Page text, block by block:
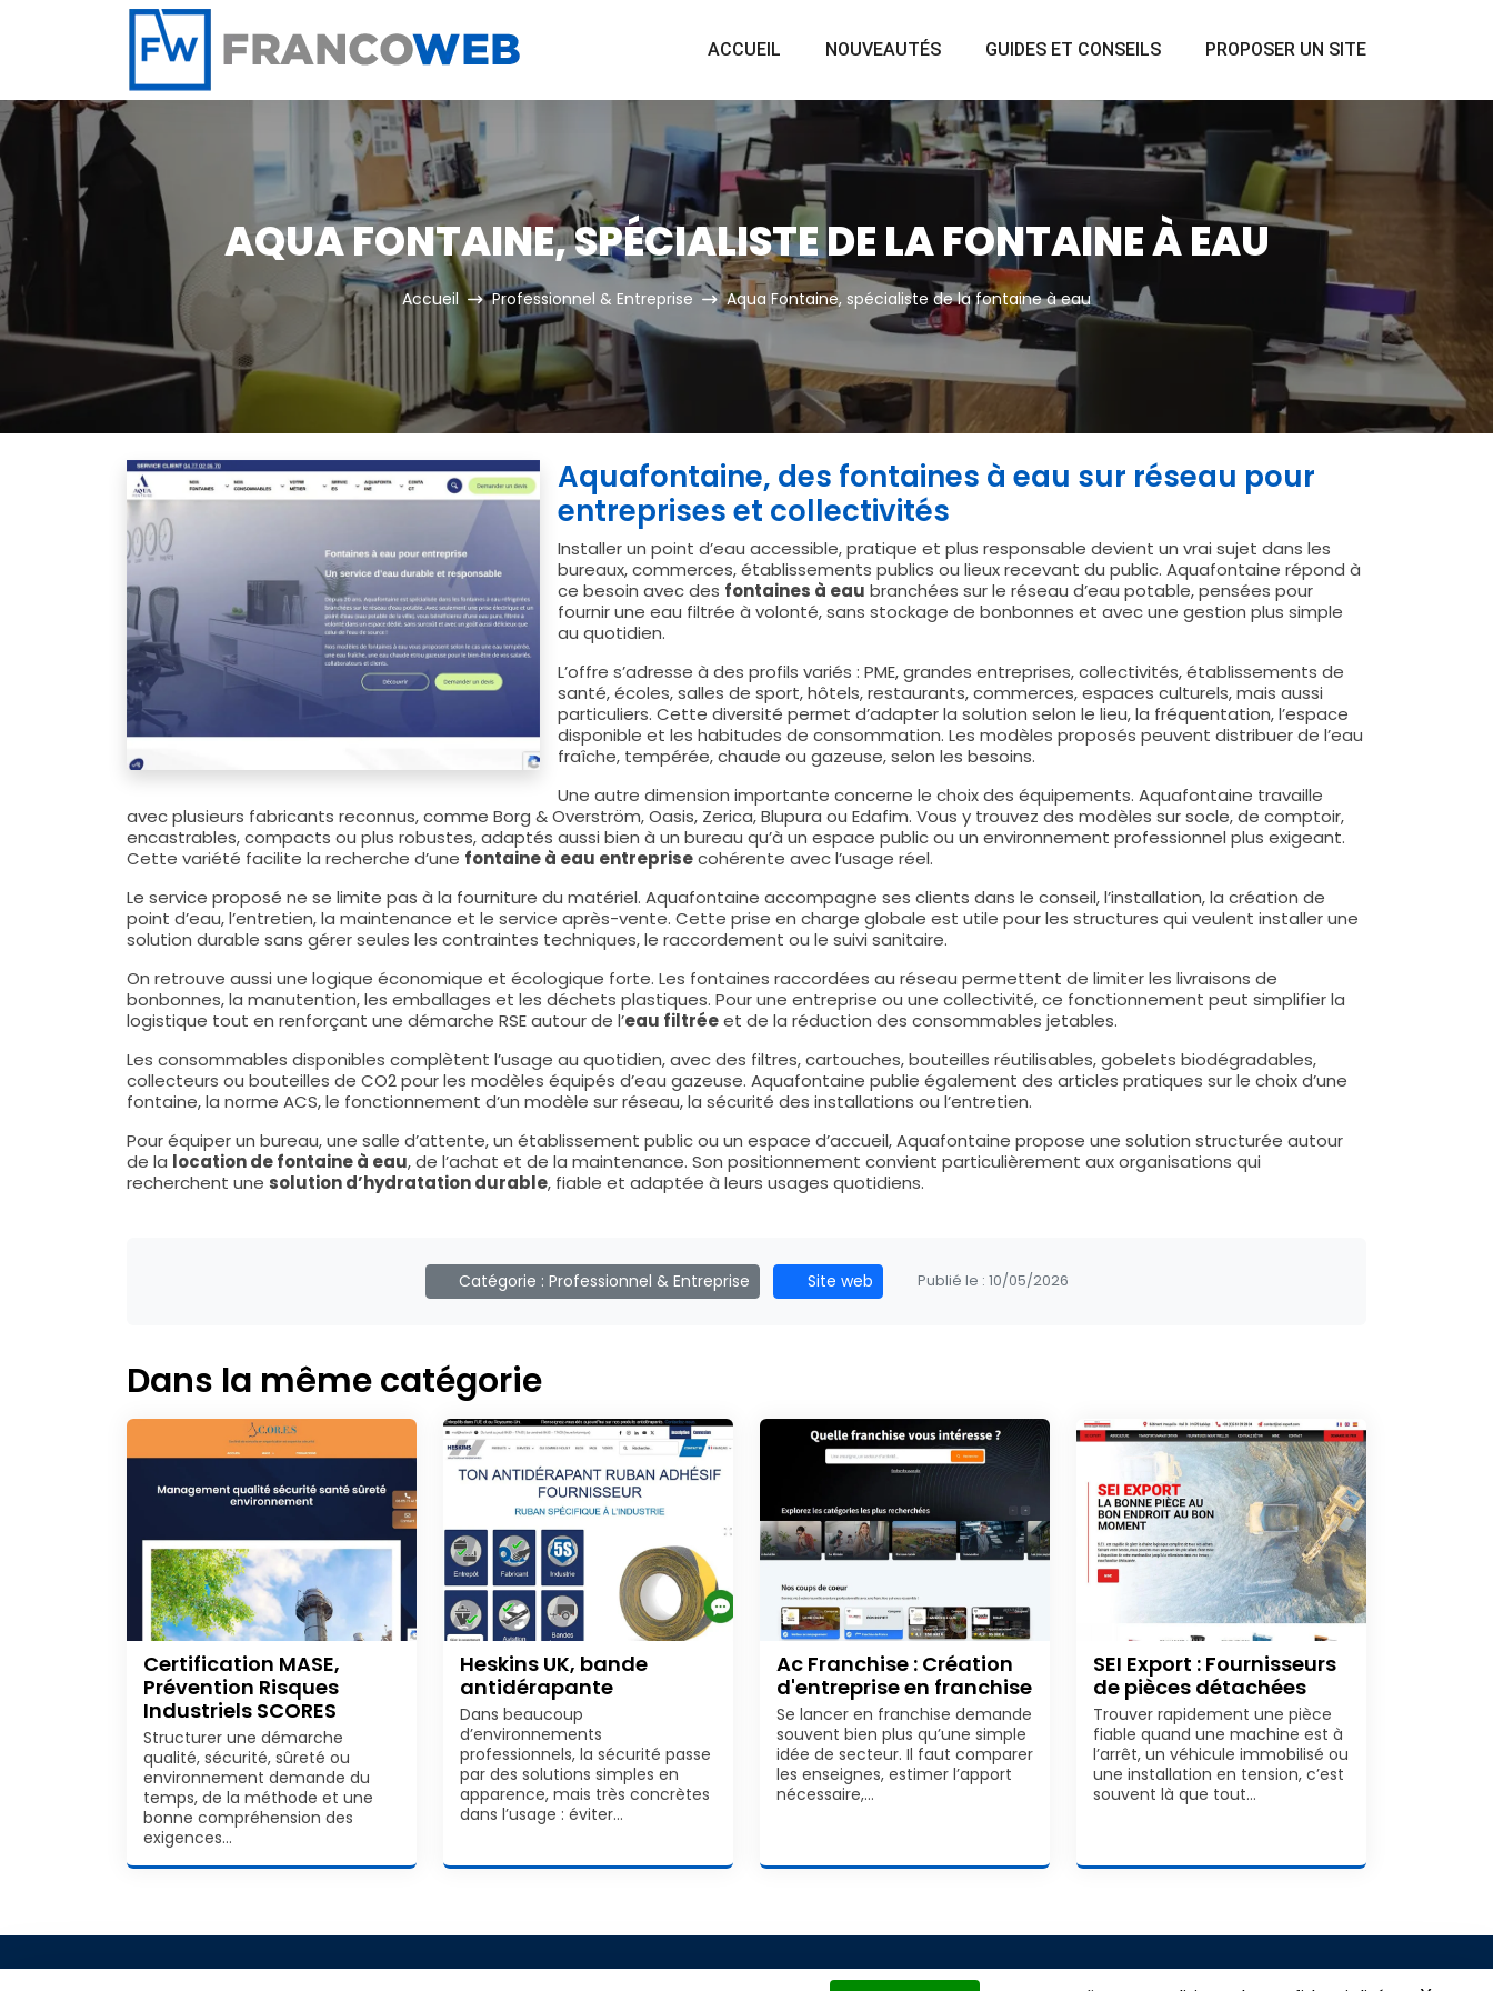
Panneau de gestion des cookies
ACCUEIL NOUVEAUTÉS GUIDES ET CONSEILS PROPOSER UN SITE
AQUA FONTAINE, SPÉCIALISTE DE LA FONTAINE À EAU
Accueil Professionnel & Entreprise Aqua Fontaine, spécialiste de la fontaine à eau
Aquafontaine, des fontaines à eau sur réseau pour
entreprises et collectivités
Installer un point d’eau accessible, pratique et plus responsable devient un vrai sujet dans les
bureaux, commerces, établissements publics ou lieux recevant du public. Aquafontaine répond à
ce besoin avec des fontaines à eau branchées sur le réseau d’eau potable, pensées pour
fournir une eau filtrée à volonté, sans stockage de bonbonnes et avec une gestion plus simple
au quotidien.
L’offre s’adresse à des profils variés : PME, grandes entreprises, collectivités, établissements de
santé, écoles, salles de sport, hôtels, restaurants, commerces, espaces culturels, mais aussi
particuliers. Cette diversité permet d’adapter la solution selon le lieu, la fréquentation, l’espace
disponible et les habitudes de consommation. Les modèles proposés peuvent distribuer de l’eau
fraîche, tempérée, chaude ou gazeuse, selon les besoins.
Une autre dimension importante concerne le choix des équipements. Aquafontaine travaille
avec plusieurs fabricants reconnus, comme Borg & Overström, Oasis, Zerica, Blupura ou Edafim. Vous y trouvez des modèles sur socle, de comptoir,
encastrables, compacts ou plus robustes, adaptés aussi bien à un bureau qu’à un espace public ou un environnement professionnel plus exigeant.
Cette variété facilite la recherche d’une fontaine à eau entreprisecohérente avec l’usage réel.
Le service proposé ne se limite pas à la fourniture du matériel. Aquafontaine accompagne ses clients dans le conseil, l’installation, la création de
point d’eau, l’entretien, la maintenance et le service après-vente. Cette prise en charge globale est utile pour les structures qui veulent installer une
solution durable sans gérer seules les contraintes techniques, le raccordement ou le suivi sanitaire.
On retrouve aussi une logique économique et écologique forte. Les fontaines raccordées au réseau permettent de limiter les livraisons de
bonbonnes, la manutention, les emballages et les déchets plastiques. Pour une entreprise ou une collectivité, ce fonctionnement peut simplifier la
logistique tout en renforçant une démarche RSE autour de l’eau filtréeet de la réduction des consommables jetables.
Les consommables disponibles complètent l’usage au quotidien, avec des filtres, cartouches, bouteilles réutilisables, gobelets biodégradables,
collecteurs ou bouteilles de CO2 pour les modèles équipés d’eau gazeuse. Aquafontaine publie également des articles pratiques sur le choix d’une
fontaine, la norme ACS, le fonctionnement d’un modèle sur réseau, la sécurité des installations ou l’entretien.
Pour équiper un bureau, une salle d’attente, un établissement public ou un espace d’accueil, Aquafontaine propose une solution structurée autour
de la location de fontaine à eau, de l’achat et de la maintenance. Son positionnement convient particulièrement aux organisations qui
recherchent une solution d’hydratation durable, fiable et adaptée à leurs usages quotidiens.
Catégorie : Professionnel & Entreprise Site web Publié le : 10/05/2026
Dans la même catégorie
Certification MASE,
Prévention Risques
Industriels SCORES
Structurer une démarche
qualité, sécurité, sûreté ou
environnement demande du
temps, de la méthode et une
bonne compréhension des
exigences…
Heskins UK, bande
antidérapante
Dans beaucoup
d’environnements
professionnels, la sécurité passe
par des solutions simples en
apparence, mais très concrètes
dans l’usage : éviter…
Ac Franchise : Création
d'entreprise en franchise
Se lancer en franchise demande
souvent bien plus qu’une simple
idée de secteur. Il faut comparer
les enseignes, estimer l’apport
nécessaire,…
SEI Export : Fournisseurs
de pièces détachées
Trouver rapidement une pièce
fiable quand une machine est à
l’arrêt, un véhicule immobilisé ou
une installation en tension, c’est
souvent là que tout…
Contact Mentions légales